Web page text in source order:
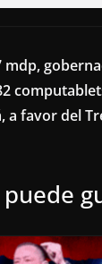
mdp,
a favor del